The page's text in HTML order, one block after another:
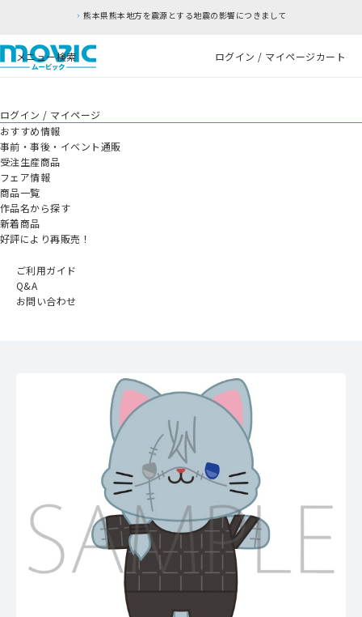
熊本県熊本地方を震源とする地震の影響につきまして
メニュー検索 ログイン / マイページカート
ログイン / マイページ
おすすめ情報
事前・事後・イベント通販
受注生産商品
フェア情報
商品一覧
作品名から探す
新着商品
好評により再販売！
ご利用ガイド
Q&A
お問い合わせ